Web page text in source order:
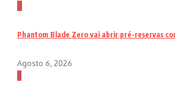
2
Phantom Blade Zero vai abrir pré-reservas
Agosto 6, 2026
3